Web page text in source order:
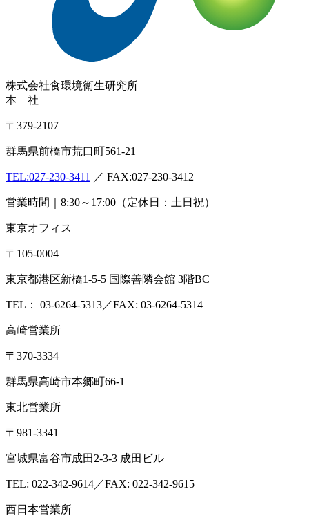
株式会社食環境衛生研究所
本 社
〒379-2107
群馬県前橋市荒口町561-21
TEL:027-230-3411 ／ FAX:027-230-3412
営業時間｜8:30～17:00（定休日：土日祝）
東京オフィス
〒105-0004
東京都港区新橋1-5-5 国際善隣会館 3階BC
TEL： 03-6264-5313／FAX: 03-6264-5314
高崎営業所
〒370-3334
群馬県高崎市本郷町66-1
東北営業所
〒981-3341
宮城県富谷市成田2-3-3 成田ビル
TEL: 022-342-9614／FAX: 022-342-9615
西日本営業所